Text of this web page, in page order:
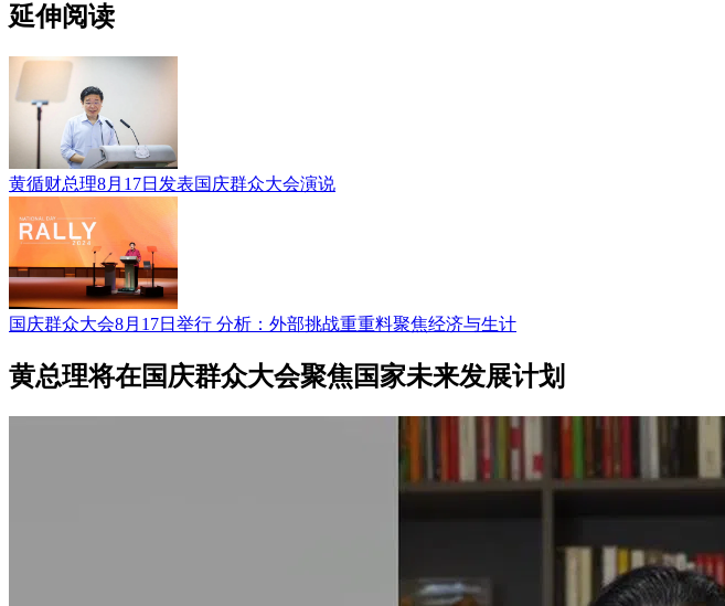
延伸阅读
黄循财总理8月17日发表国庆群众大会演说
国庆群众大会8月17日举行 分析：外部挑战重重料聚焦经济与生计
黄总理将在国庆群众大会聚焦国家未来发展计划